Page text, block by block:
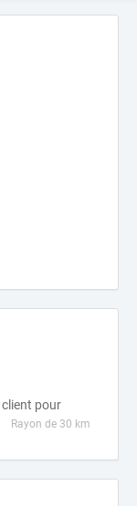
client pour
Rayon de 30 km